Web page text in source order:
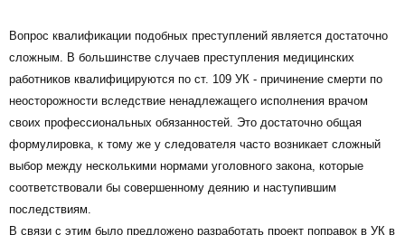
Вопрос квалификации подобных преступлений является достаточно
сложным. В большинстве случаев преступления медицинских
работников квалифицируются по ст. 109 УК - причинение смерти по
неосторожности вследствие ненадлежащего исполнения врачом
своих профессиональных обязанностей. Это достаточно общая
формулировка, к тому же у следователя часто возникает сложный
выбор между несколькими нормами уголовного закона, которые
соответствовали бы совершенному деянию и наступившим
последствиям.
В связи с этим было предложено разработать проект поправок в УК в